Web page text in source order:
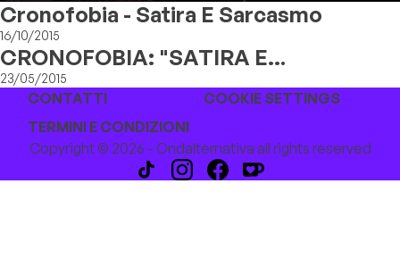
Cronofobia - Satira E Sarcasmo
16/10/2015
CRONOFOBIA: "SATIRA E
SARCASMO"
23/05/2015
CONTATTI
COOKIE SETTINGS
TERMINI E CONDIZIONI
Copyright © 2026 - Ondalternativa all rights reserved